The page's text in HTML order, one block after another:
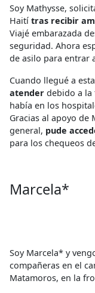
Soy Mathysse,
Haití tras recibir
Viajé embarazada
seguridad. Ahora
de asilo para entrar
Cuando llegué a
atender debido a la
había en los
Gracias al apoyo de
general, pude
para los chequeos
Marcela*
Soy Marcela* y
compañeras en el
Matamoros, en la